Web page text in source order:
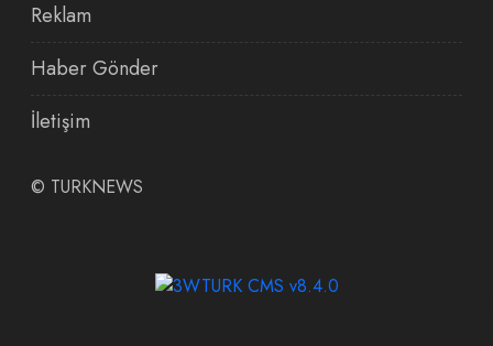
Reklam
Haber Gönder
İletişim
© TURKNEWS